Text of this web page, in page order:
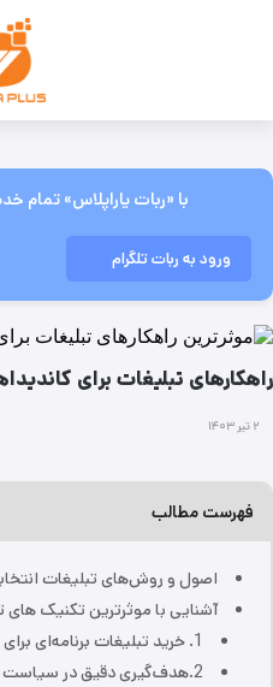
با «ربات یاراپلاس»
ورود به ربات تلگرام
راهکارهای تبلیغات برای
۲ تیر ۱۴۰۳
فهرست مطالب
اصول و روش‌های تبلیغات
آشنایی با موثرترین تکنیک های
1. خرید تبلیغات برنامه‌ای برای واکنش‌های سریع
2.هدف‌گیری دقیق در سیاست